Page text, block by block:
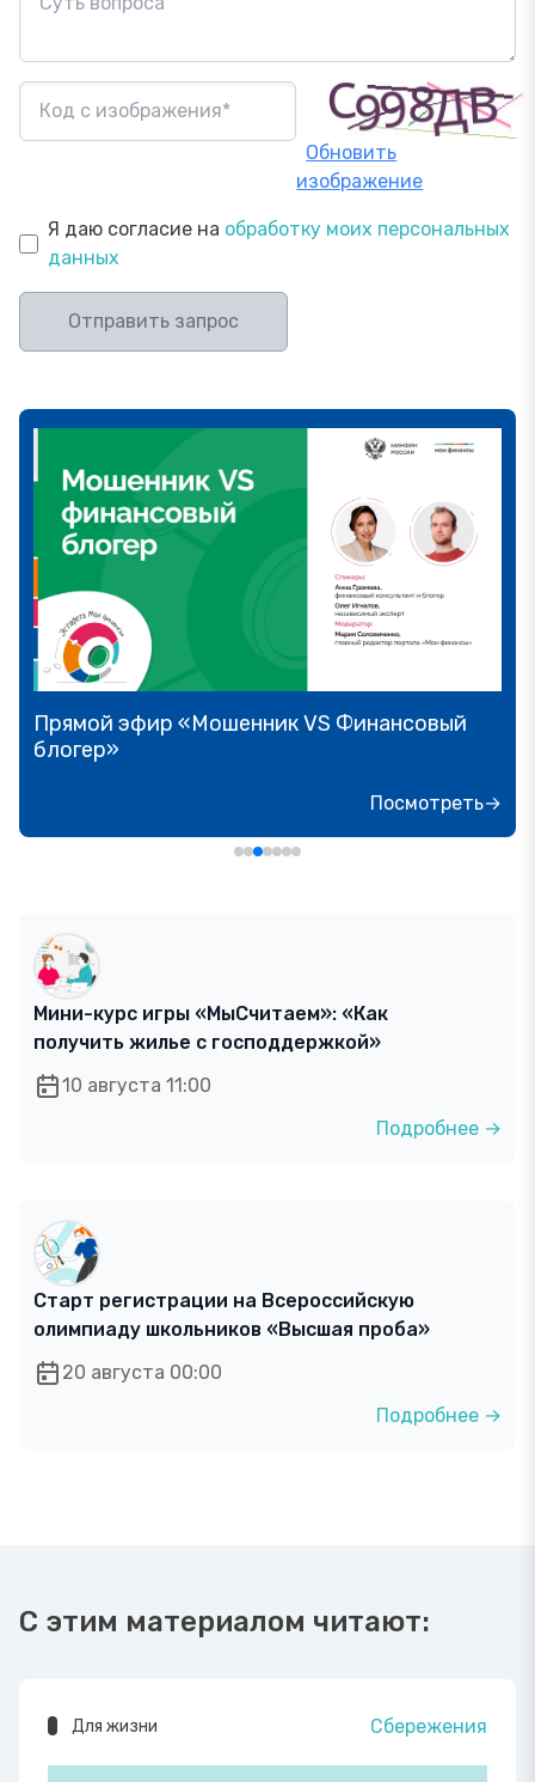
Обновить
изображение
Я даю согласие на обработку моих персональных
данных
Отправить запрос
Прямой эфир «Мошенник VS Финансовый
блогер»
Посмотреть→
Мини-курс игры «МыСчитаем»: «Как
получить жилье с господдержкой»
10 августа 11:00
Подробнее →
Старт регистрации на Всероссийскую
олимпиаду школьников «Высшая проба»
20 августа 00:00
Подробнее →
С этим материалом читают:
Для жизни Сбережения